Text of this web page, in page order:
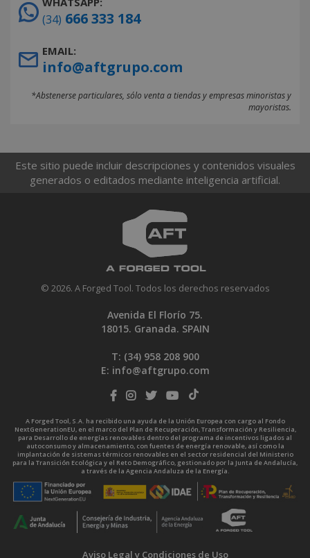
(34) 666 333 184
EMAIL:
info@aftgrupo.com
*Abstenerse particulares, sólo venta a tiendas y empresas minoristas y
mayoristas.
Este sitio puede incluir descripciones y contenidos visuales
generados o editados mediante inteligencia artificial.
© 2026. A Forged Tool. Todos los derechos reservados
Avenida El Florío 75.
18015. Granada. SPAIN
T: (34) 958 208 900
E: info@aftgrupo.com
A Forged Tool, S.A. ha recibido una ayuda de la Unión Europea con cargo al Fondo
NextGenerationEU, en el marco del Plan de Recuperación, Transformación y Resiliencia,
para Desarrollo de energías renovables dentro del programa de incentivos ligados al
autoconsumo y almacenamiento, con fuentes de energía renovable, así como la
implantación de sistemas térmicos renovables en el sector residencial del Ministerio
para la Transición Ecológica y el Reto Demográfico, gestionado por la Junta de Andalucía,
a través de la Agencia Andaluza de la Energía.
Aviso Legal y Condiciones de Uso